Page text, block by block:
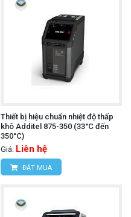
Thiết bị hiệu chuẩn nhiệt độ thấp
khô Additel 875-350 (33°C đến
350°C)
Giá: Liên hệ
ĐẶT MUA